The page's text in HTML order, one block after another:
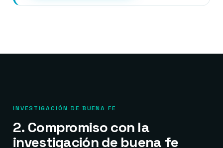
INVESTIGACIÓN DE BUENA FE
2. Compromiso con la
investigación de buena fe